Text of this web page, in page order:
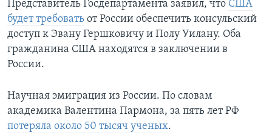
Представитель Госдепартамента заявил, что США
будет требовать от России обеспечить консульский
доступ к Эвану Гершковичу и Полу Уилану. Оба
гражданина США находятся в заключении в
России.
Научная эмиграция из России. По словам
академика Валентина Пармона, за пять лет РФ
потеряла около 50 тысяч ученых.